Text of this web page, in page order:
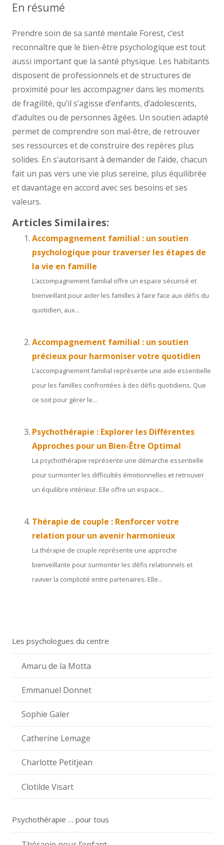
En résumé
Prendre soin de sa santé mentale Forest, c’est
reconnaître que le bien-être psychologique est tout
aussi important que la santé physique. Les habitants
disposent de professionnels et de structures de
proximité pour les accompagner dans les moments
de fragilité, qu’il s’agisse d’enfants, d’adolescents,
d’adultes ou de personnes âgées. Un soutien adapté
permet de comprendre son mal-être, de retrouver
ses ressources et de construire des repères plus
solides. En s’autorisant à demander de l’aide, chacun
fait un pas vers une vie plus sereine, plus équilibrée
et davantage en accord avec ses besoins et ses
valeurs.
Articles Similaires:
Accompagnement familial : un soutien
psychologique pour traverser les étapes de
la vie en famille
L’accompagnement familial offre un espace sécurisé et
bienveillant pour aider les familles à faire face aux défis du
quotidien, aux...
Accompagnement familial : un soutien
précieux pour harmoniser votre quotidien
L’accompagnement familial représente une aide essentielle
pour les familles confrontées à des défis quotidiens. Que
ce soit pour gérer le...
Psychothérapie : Explorer les Différentes
Approches pour un Bien-Être Optimal
La psychothérapie représente une démarche essentielle
pour surmonter les difficultés émotionnelles et retrouver
un équilibre intérieur. Elle offre un espace...
Thérapie de couple : Renforcer votre
relation pour un avenir harmonieux
La thérapie de couple représente une approche
bienveillante pour surmonter les défis relationnels et
raviver la complicité entre partenaires. Elle...
Les psychologues du centre
Amaru de la Motta
Emmanuel Donnet
Sophie Galer
Catherine Lemage
Charlotte Petitjean
Clotilde Visart
Psychothérapie … pour tous